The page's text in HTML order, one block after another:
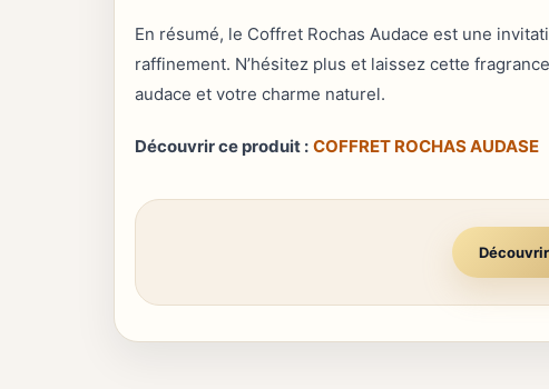
En résumé, le Coffret Rochas Audace est une
raffinement. N’hésitez plus et laissez cette
audace et votre charme naturel.
Découvrir ce produit : COFFRET ROCHAS AUDASE